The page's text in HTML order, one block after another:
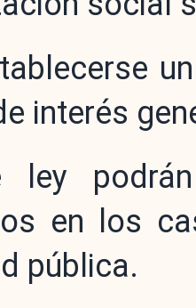
interés
ley
en los
pública.